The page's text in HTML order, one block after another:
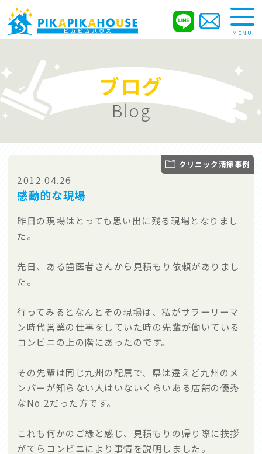
MENU
サービス内容 お試し清掃
こだわり
Promise
会社概要
Company
お知らせ
News
0120-94-4358
受付時間：平日7:30〜20:00
メール LINE
ブログ
Blog
クリニック清掃事例
2012.04.26
感動的な現場
昨日の現場はとっても思い出に残る現場となりまし
た。
先日、ある歯医者さんから見積もり依頼がありまし
た。
行ってみるとなんとその現場は、私がサラーリーマ
ン時代営業の仕事をしていた時の先輩が働いている
コンビニの上の階にあったのです。
その先輩は同じ九州の配属で、県は違えど九州のメ
ンバーが知らない人はいないくらいある店舗の優秀
なNo.2だった方です。
これも何かのご縁と感じ、見積もりの帰り際に挨拶
がてらコンビニにより事情を説明しました。